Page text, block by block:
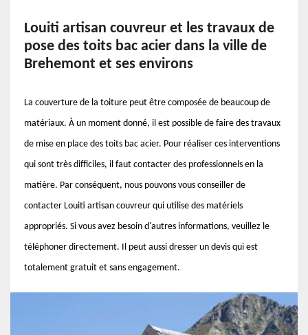
Louiti artisan couvreur et les travaux de
pose des toits bac acier dans la ville de
Brehemont et ses environs
La couverture de la toiture peut être composée de beaucoup de
matériaux. À un moment donné, il est possible de faire des travaux
de mise en place des toits bac acier. Pour réaliser ces interventions
qui sont très difficiles, il faut contacter des professionnels en la
matière. Par conséquent, nous pouvons vous conseiller de
contacter Louiti artisan couvreur qui utilise des matériels
appropriés. Si vous avez besoin d'autres informations, veuillez le
téléphoner directement. Il peut aussi dresser un devis qui est
totalement gratuit et sans engagement.